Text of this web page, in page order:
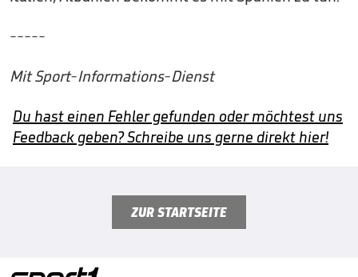
-----
Mit Sport-Informations-Dienst
Du hast einen Fehler gefunden oder möchtest uns
Feedback geben? Schreibe uns gerne direkt hier!
ZUR STARTSEITE